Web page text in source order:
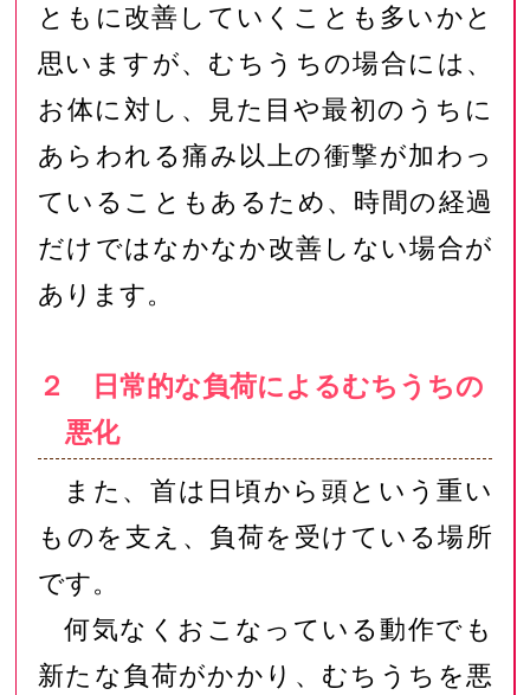
ともに改善していくことも多いかと
思いますが、むちうちの場合には、
お体に対し、見た目や最初のうちに
あらわれる痛み以上の衝撃が加わっ
ていることもあるため、時間の経過
だけではなかなか改善しない場合が
あります。
２ 日常的な負荷によるむちうちの
悪化
また、首は日頃から頭という重い
ものを支え、負荷を受けている場所
です。
何気なくおこなっている動作でも
新たな負荷がかかり、むちうちを悪